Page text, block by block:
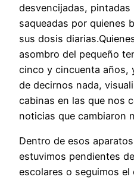
desvencijadas,
saqueadas por quienes
sus dosis
asombro del pequeño
cinco y cincuenta años,
de decirnos nada,
cabinas en las que nos
noticias que cambiaron
Dentro de esos
estuvimos pendientes
escolares o seguimos